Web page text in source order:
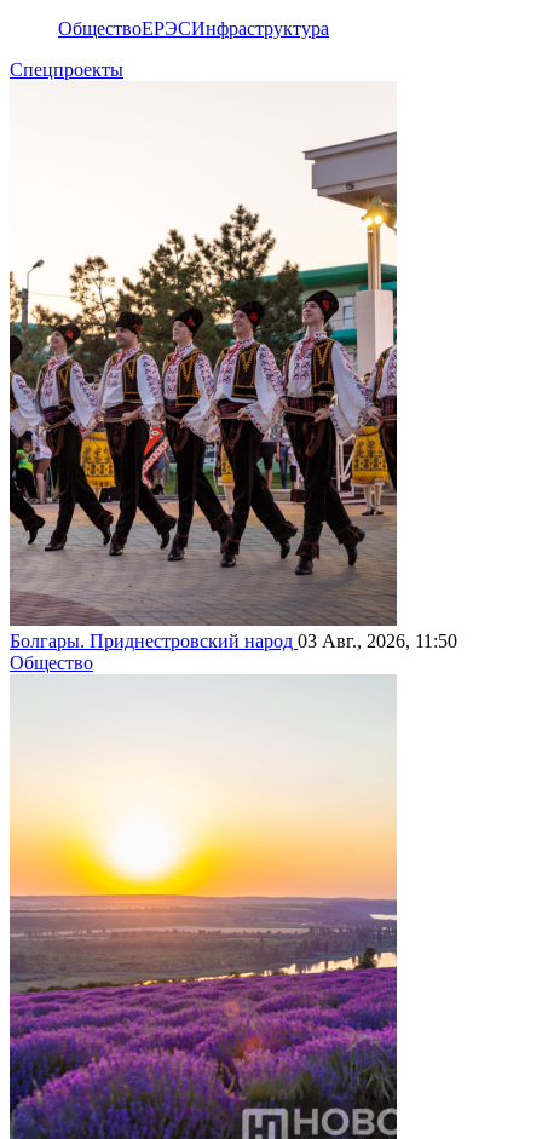
ОбществоЕРЭСИнфраструктура
Спецпроекты
Болгары. Приднестровский народ 03 Авг., 2026, 11:50
Общество